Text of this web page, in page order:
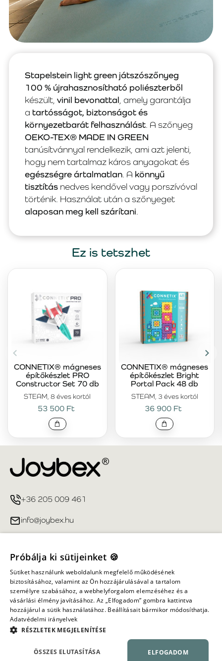
Stapelstein light green játszószőnyeg
100 % újrahasznosítható poliészterből
készült, vinil bevonattal , amely garantálja
a tartósságot, biztonságot és
környezetbarát felhasználást. A szőnyeg
OEKO-TEX® MADE IN GREEN
tanúsítvánnyal rendelkezik, ami azt jelenti,
hogy nem tartalmaz káros anyagokat és
egészségre ártalmatlan. A könnyű
tisztítás nedves kendővel vagy porszívóval
történik. Használat után a szőnyeget
alaposan meg kell szárítani.
Ez is tetszhet
STEAM, 8 éves kortól
CONNETIX® mágneses
építőkészlet PRO
Constructor Set 70 db
53 500 Ft
STEAM, 3 éves kortól
CONNETIX® mágneses
építőkészlet Bright
Portal Pack 48 db
36 900 Ft
+36 205 009 461
info@joybex.hu
Fiókom
Információ
Minden jog fenntartva ©
Próbálja ki sütijeinket 🍪
Sütiket használunk weboldalunk megfelelő működésének
biztosításához, valamint az Ön hozzájárulásával a tartalom
személyre szabásához, a webhelyforgalom elemzéséhez és a
vásárlási élmény javításához. Az „Elfogadom” gombra kattintva
hozzájárul a sütik használatához. Beállításait bármikor módosíthatja.
Adatvédelmi irányelvek
RÉSZLETEK MEGJELENÍTÉSE
ELFOGADOM
ÖSSZES ELUTASÍTÁSA